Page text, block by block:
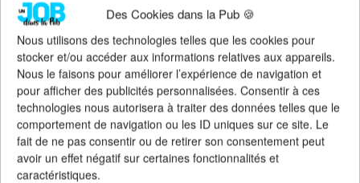
Des Cookies dans la Pub 🍪
Nous utilisons des technologies telles que les cookies pour
stocker et/ou accéder aux informations relatives aux appareils.
Nous le faisons pour améliorer l’expérience de navigation et
pour afficher des publicités personnalisées. Consentir à ces
technologies nous autorisera à traiter des données telles que le
comportement de navigation ou les ID uniques sur ce site. Le
fait de ne pas consentir ou de retirer son consentement peut
avoir un effet négatif sur certaines fonctionnalités et
caractéristiques.
Suivez l'actualité de l'emploi dans la
communication sur :
>Notre groupe LinkedIn(+14K membres)
Notre (nouvelle) page LinkedIn(+4K followers)
>Notre page Facebook(+5K fans)
>Notre newsletter emploi(+3K abonnés)
>Notre compte Twitter(+5K followers)